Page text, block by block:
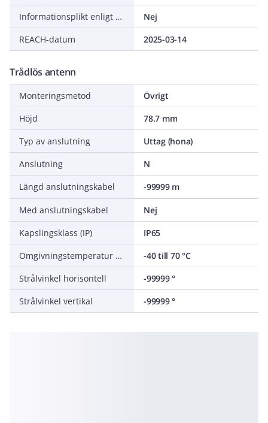
Informationsplikt enligt REACH
Nej
REACH-datum
2025-03-14
Trådlös antenn
Monteringsmetod
Övrigt
Höjd
78.7 mm
Typ av anslutning
Uttag (hona)
Anslutning
N
Längd anslutningskabel
-99999 m
Med anslutningskabel
Nej
Kapslingsklass (IP)
IP65
Omgivningstemperatur under drift
-40 till 70 °C
Strålvinkel horisontell
-99999 °
Strålvinkel vertikal
-99999 °